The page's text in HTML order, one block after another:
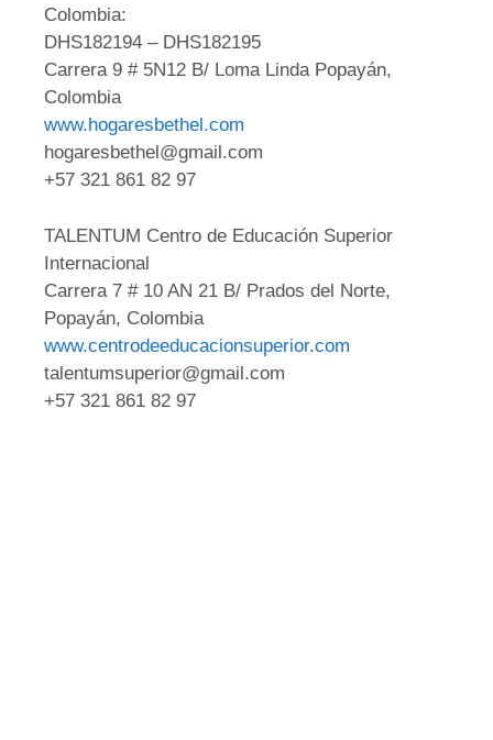
Colombia:
DHS182194 – DHS182195
Carrera 9 # 5N12 B/ Loma Linda Popayán,
Colombia
www.hogaresbethel.com
hogaresbethel@gmail.com
+57 321 861 82 97
TALENTUM Centro de Educación Superior
Internacional
Carrera 7 # 10 AN 21 B/ Prados del Norte,
Popayán, Colombia
www.centrodeeducacionsuperior.com
talentumsuperior@gmail.com
+57 321 861 82 97